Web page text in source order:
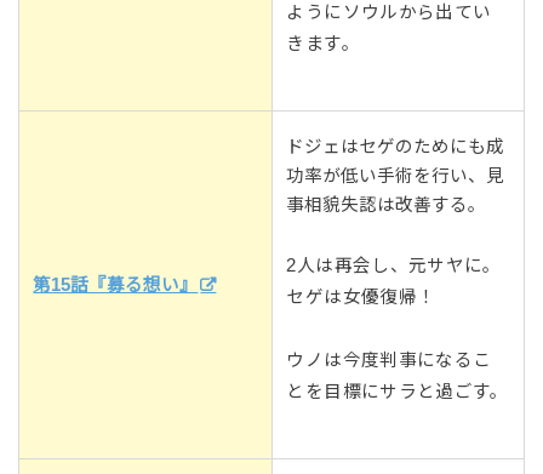
ようにソウルから出てい
きます。
第15話『募る想い』
ドジェはセゲのためにも成
功率が低い手術を行い、見
事相貌失認は改善する。
2人は再会し、元サヤに。
セゲは女優復帰！
ウノは今度判事になるこ
とを目標にサラと過ごす。